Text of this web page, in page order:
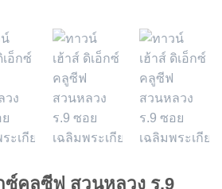
ซ์คลูซีฟ สวนหลวง ร.9